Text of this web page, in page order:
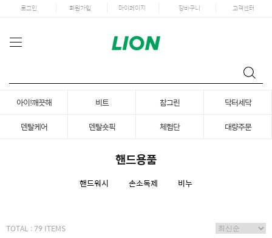
로그인 회원가입 마이페이지 장바구니 고객센터
아이!깨끗해 비트 참그린
닥터세닥
덴탈케어
덴탈숏픽 체험단 대량주문
핸드용품
핸드워시 손소독제 비누
TOTAL : 79 ITEMS